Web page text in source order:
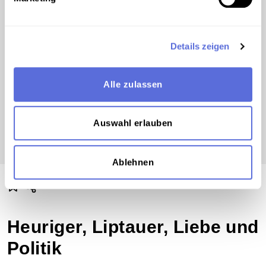
Details zeigen
Alle zulassen
Auswahl erlauben
Ablehnen
beschwert sich über das Gendern, zeigt
im Sprechen darüber aber auch, dass es
auch in ihren Sprachgebrauch
Heuriger, Liptauer, Liebe und
Politik